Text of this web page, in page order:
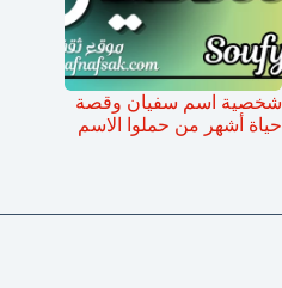
شخصية اسم سفيان وقصة
حياة أشهر من حملوا الاسم